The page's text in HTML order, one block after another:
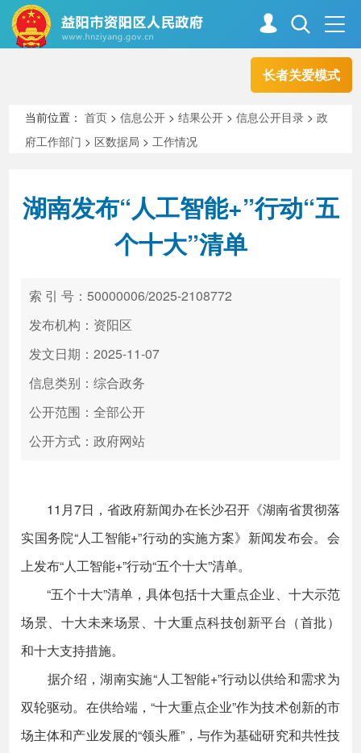
长者关爱模式
走进资阳
新闻中心 解读回应
政务服务
高效办成一件事
当前位置：首页 >信息公开 >结果公开 >信息公开目录 >政
府工作部门 > 区数据局 >工作情况
湖南发布“人工智能+”行动“五
个十大”清单
索 引 号：50000006/2025-2108772
发布机构：资阳区
发文日期：2025-11-07
信息类别：综合政务
公开范围：全部公开
公开方式：政府网站
11月7日，省政府新闻办在长沙召开《湖南省贯彻落
实国务院“人工智能+”行动的实施方案》新闻发布会。会
上发布“人工智能+”行动“五个十大”清单。
“五个十大”清单，具体包括十大重点企业、十大示范
场景、十大未来场景、十大重点科技创新平台（首批）
和十大支持措施。
据介绍，湖南实施“人工智能+”行动以供给和需求为
双轮驱动。在供给端，“十大重点企业”作为技术创新的市
场主体和产业发展的“领头雁”，与作为基础研究和共性技